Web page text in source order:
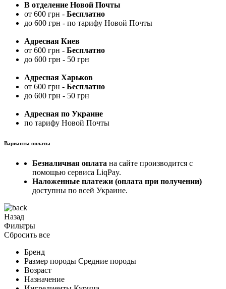
В отделение Новой Почты
от 600 грн - Бесплатно
до 600 грн - по тарифу Новой Почты
Адресная Киев
от 600 грн - Бесплатно
до 600 грн - 50 грн
Адресная Харьков
от 600 грн - Бесплатно
до 600 грн - 50 грн
Адресная по Украине
по тарифу Новой Почты
Варианты оплаты
Безналичная оплата на сайте производится с
помощью сервиса LiqPay.
Наложенные платежи (оплата при получении)
доступны по всей Украине.
Назад
Фильтры
Сбросить все
Бренд
Размер породы Средние породы
Возраст
Назначение